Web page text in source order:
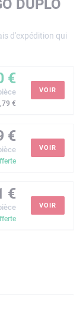
DUPLO
d'expédition qui
€
€
VOIR
€
VOIR
€
VOIR